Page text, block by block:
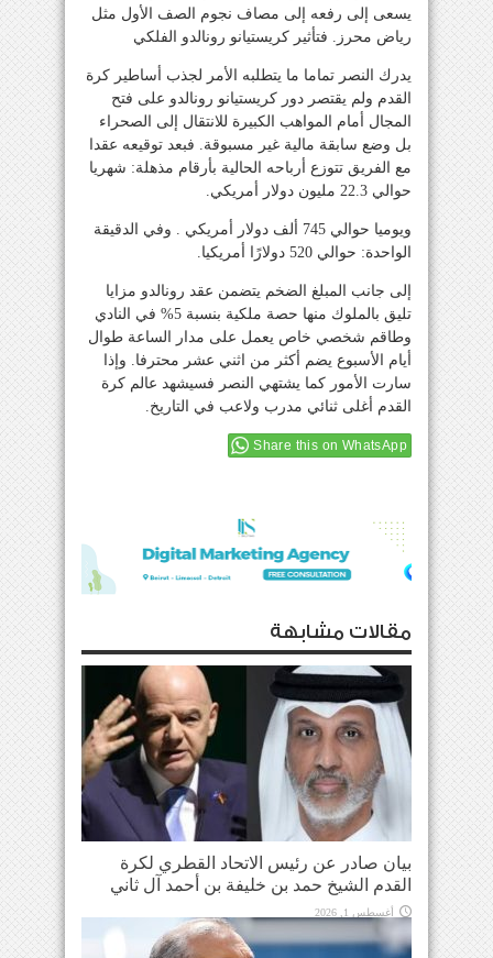
يسعى إلى رفعه إلى مصاف نجوم الصف الأول مثل
رياض محرز. فتأثير كريستيانو رونالدو الفلكي
يدرك النصر تماما ما يتطلبه الأمر لجذب أساطير كرة
القدم ولم يقتصر دور كريستيانو رونالدو على فتح
المجال أمام المواهب الكبيرة للانتقال إلى الصحراء
بل وضع سابقة مالية غير مسبوقة. فبعد توقيعه عقدا
مع الفريق تتوزع أرباحه الحالية بأرقام مذهلة: شهريا
حوالي 22.3 مليون دولار أمريكي.
ويوميا حوالي 745 ألف دولار أمريكي . وفي الدقيقة
الواحدة: حوالي 520 دولارًا أمريكيا.
إلى جانب المبلغ الضخم يتضمن عقد رونالدو مزايا
تليق بالملوك منها حصة ملكية بنسبة 5% في النادي
وطاقم شخصي خاص يعمل على مدار الساعة طوال
أيام الأسبوع يضم أكثر من اثني عشر محترفا. وإذا
سارت الأمور كما يشتهي النصر فسيشهد عالم كرة
القدم أغلى ثنائي مدرب ولاعب في التاريخ.
Share this on WhatsApp
مقالات مشابهة
بيان صادر عن رئيس الاتحاد القطري لكرة
القدم الشيخ حمد بن خليفة بن أحمد آل ثاني
أغسطس 1, 2026